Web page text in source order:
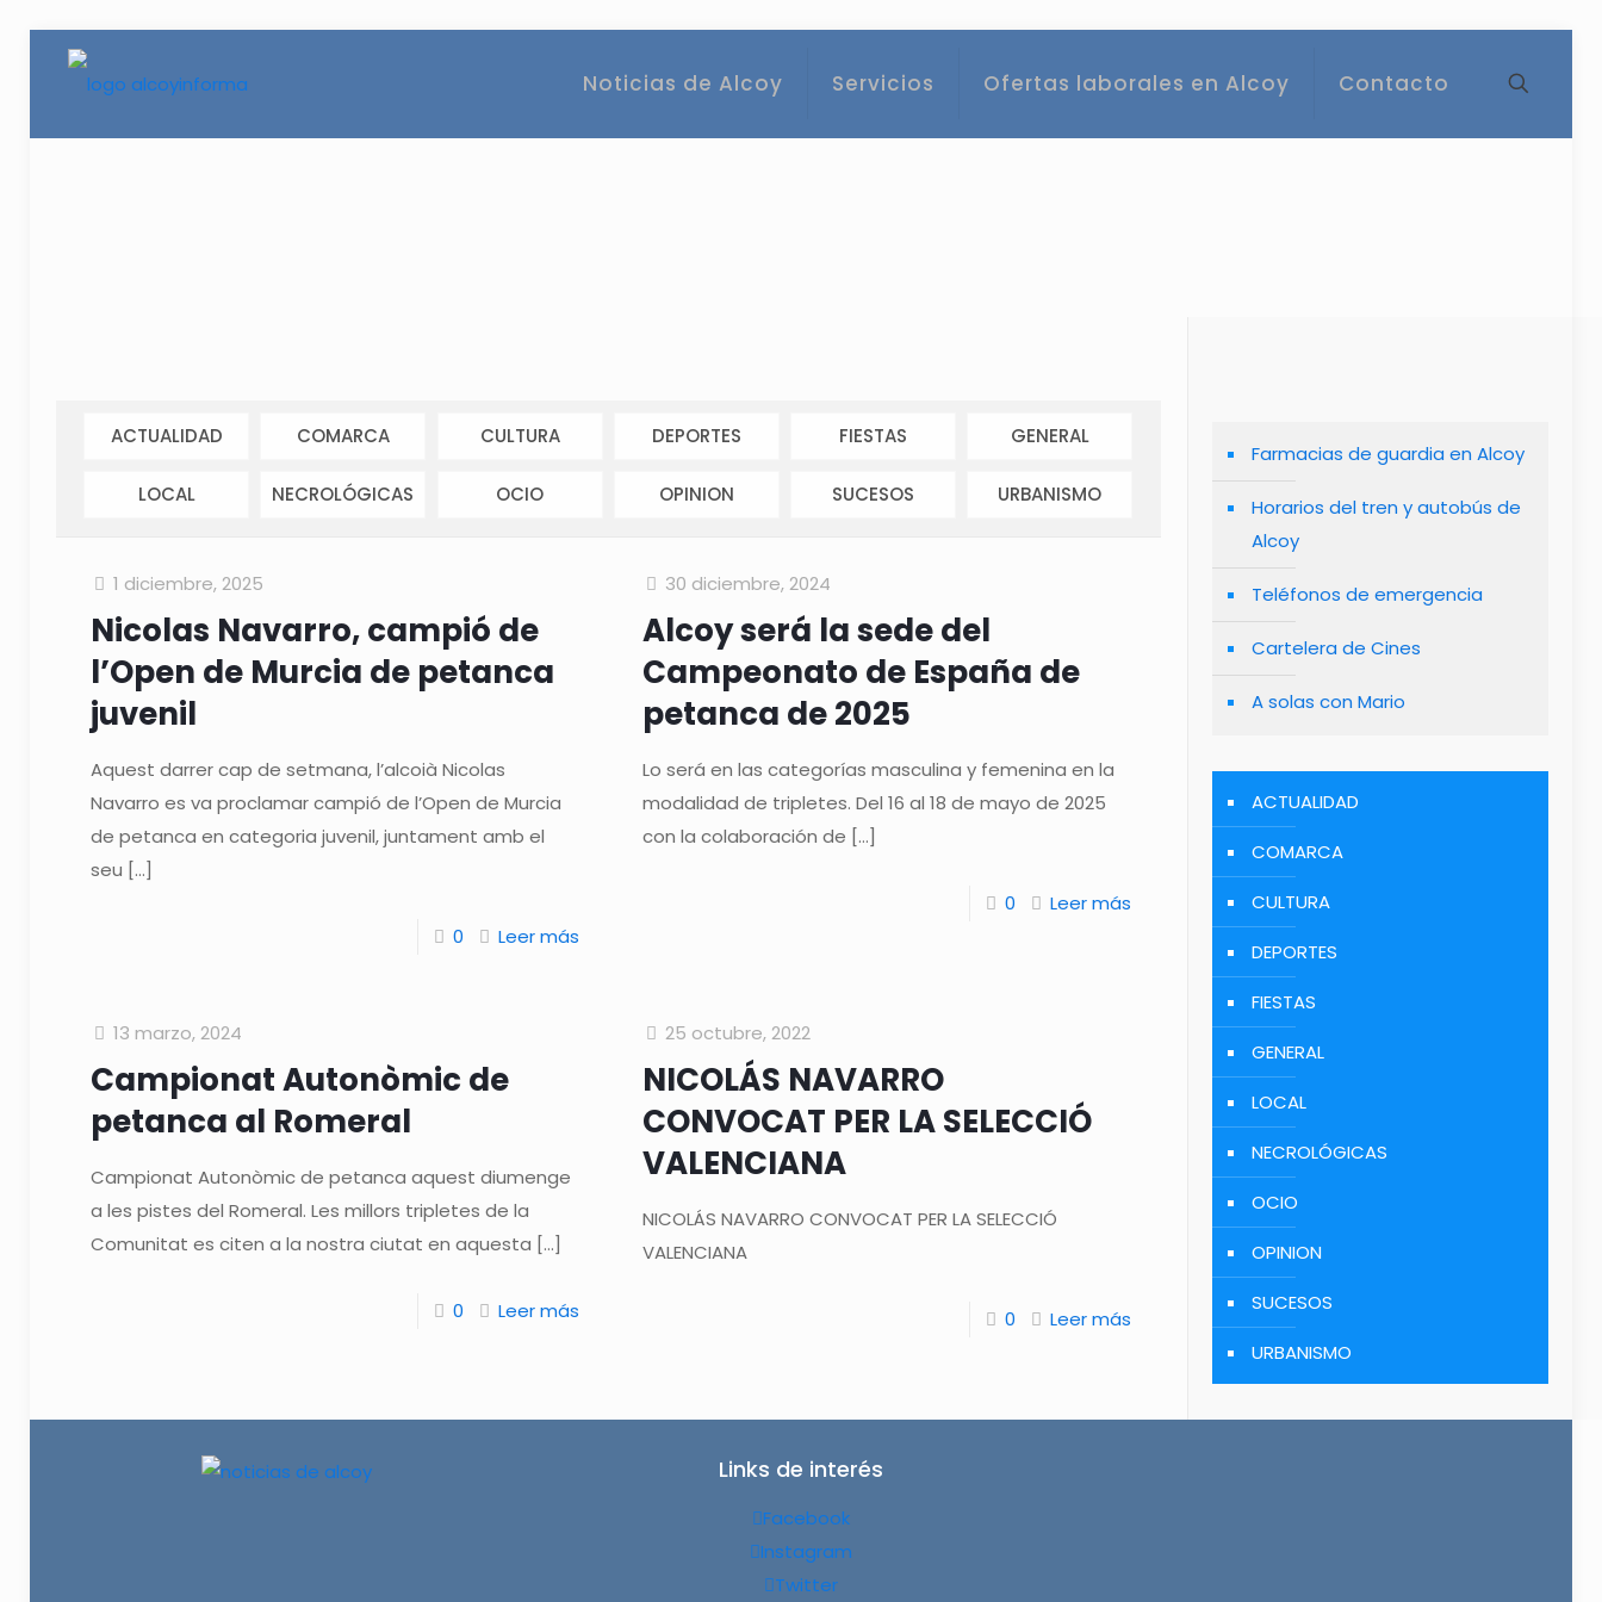
Noticias de Alcoy Servicios Ofertas laborales en Alcoy Contacto
ACTUALIDAD COMARCA CULTURA DEPORTES FIESTAS GENERAL
LOCAL NECROLÓGICAS OCIO OPINION SUCESOS URBANISMO
1 diciembre, 2025
Nicolas Navarro, campió de
l’Open de Murcia de petanca
juvenil
Aquest darrer cap de setmana, l’alcoià Nicolas
Navarro es va proclamar campió de l’Open de Murcia
de petanca en categoria juvenil, juntament amb el
seu […]
0 Leer más
30 diciembre, 2024
Alcoy será la sede del
Campeonato de España de
petanca de 2025
Lo será en las categorías masculina y femenina en la
modalidad de tripletes. Del 16 al 18 de mayo de 2025
con la colaboración de […]
0 Leer más
13 marzo, 2024
Campionat Autonòmic de
petanca al Romeral
Campionat Autonòmic de petanca aquest diumenge
a les pistes del Romeral. Les millors tripletes de la
Comunitat es citen a la nostra ciutat en aquesta […]
0 Leer más
25 octubre, 2022
NICOLÁS NAVARRO
CONVOCAT PER LA SELECCIÓ
VALENCIANA
NICOLÁS NAVARRO CONVOCAT PER LA SELECCIÓ
VALENCIANA
0 Leer más
Farmacias de guardia en Alcoy
Horarios del tren y autobús de
Alcoy
Teléfonos de emergencia
Cartelera de Cines
A solas con Mario
ACTUALIDAD
COMARCA
CULTURA
DEPORTES
FIESTAS
GENERAL
LOCAL
NECROLÓGICAS
OCIO
OPINION
SUCESOS
URBANISMO
Links de interés
Facebook
Instagram
Twitter